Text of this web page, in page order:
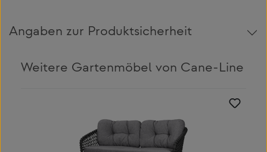
Angaben zur Produktsicherheit
Weitere Gartenmöbel von Cane-Line